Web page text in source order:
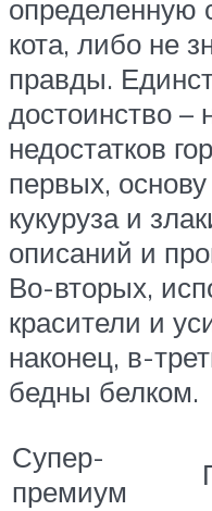
определенную
кота, либо не
правды.
достоинство –
недостатков
первых,
кукуруза и
описаний и
Во-вторых,
красители и
наконец, в-
бедны белком.
Супер-
премиум